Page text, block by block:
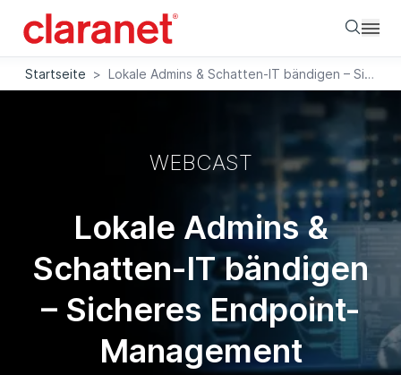
Startseite > Lokale Admins & Schatten-IT bändigen – Sicheres Endpoint-Management
WEBCAST
Lokale Admins &
Schatten-IT bändigen
– Sicheres Endpoint-
Management